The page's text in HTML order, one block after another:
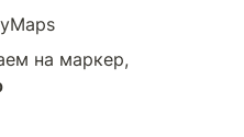
на маркер,